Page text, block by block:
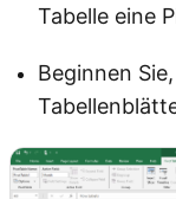
Tabelle eine
Beginnen